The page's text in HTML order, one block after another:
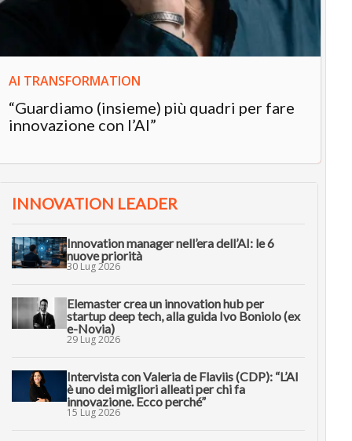
AI TRANSFORMATION
“Guardiamo (insieme) più quadri per fare
innovazione con l’AI”
INNOVATION LEADER
Innovation manager nell’era dell’AI: le 6
nuove priorità
30 Lug 2026
Elemaster crea un innovation hub per
startup deep tech, alla guida Ivo Boniolo (ex
e-Novia)
29 Lug 2026
Intervista con Valeria de Flaviis (CDP): “L’AI
è uno dei migliori alleati per chi fa
innovazione. Ecco perché”
15 Lug 2026